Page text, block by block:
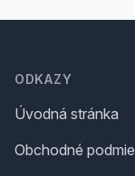
ODKAZY
Úvodná stránka
Obchodné